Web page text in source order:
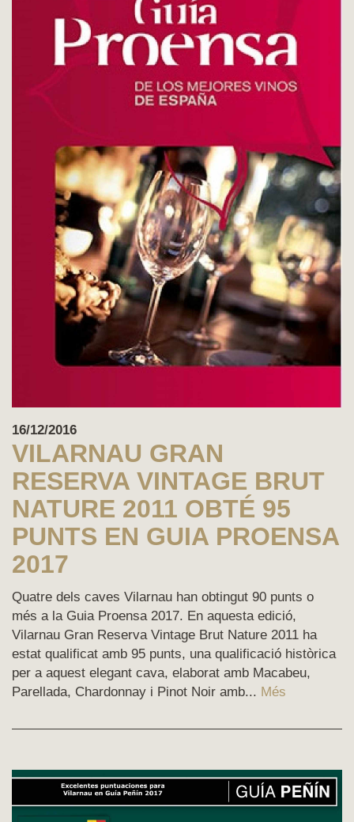
16/12/2016
VILARNAU GRAN
RESERVA VINTAGE BRUT
NATURE 2011 OBTÉ 95
PUNTS EN GUIA PROENSA
2017
Quatre dels caves Vilarnau han obtingut 90 punts o
més a la Guia Proensa 2017. En aquesta edició,
Vilarnau Gran Reserva Vintage Brut Nature 2011 ha
estat qualificat amb 95 punts, una qualificació històrica
per a aquest elegant cava, elaborat amb Macabeu,
Parellada, Chardonnay i Pinot Noir amb... Més